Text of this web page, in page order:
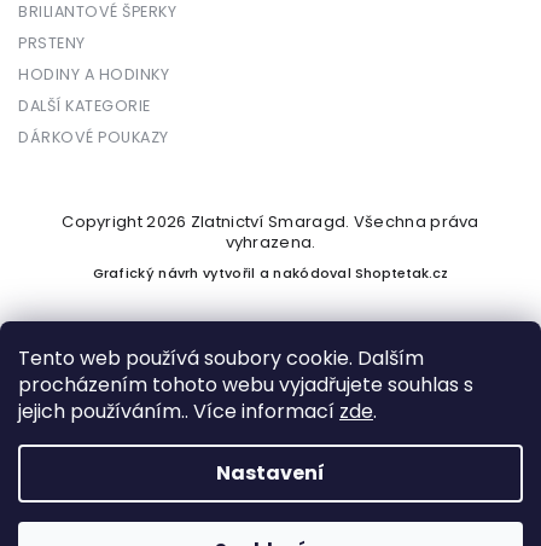
Tento web používá soubory cookie. Dalším
procházením tohoto webu vyjadřujete souhlas s
jejich používáním.. Více informací zde.
Nastavení
BRILIANTOVÉ ŠPERKY
PRSTENY
HODINY A HODINKY
DALŠÍ KATEGORIE
DÁRKOVÉ POUKAZY
Vytvořil Shoptet
Copyright 2026 Zlatnictví Smaragd. Všechna práva
vyhrazena.
Grafický návrh vytvořil a nakódovalShoptetak.cz
Podle zákona o evidenci tržeb je prodávající povinen vystavit
kupujícímu účtenku. Zároveň je povinen zaevidovat přijatou
tržbu u správce daně online; v případě technického výpadku